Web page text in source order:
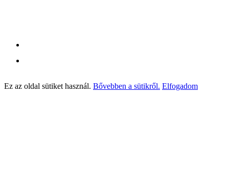
Ez az oldal sütiket használ. Bővebben a sütikről. Elfogadom